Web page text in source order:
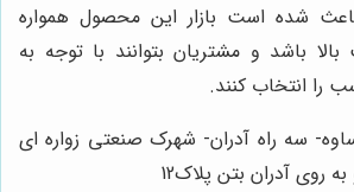
باعث شده است بازار این محصول همواره
باشد و مشتریان بتوانند با توجه به
را انتخاب کنند.
سه راه آدران- شهرک صنعتی زواره ای
روی آدران بتن پلاک12